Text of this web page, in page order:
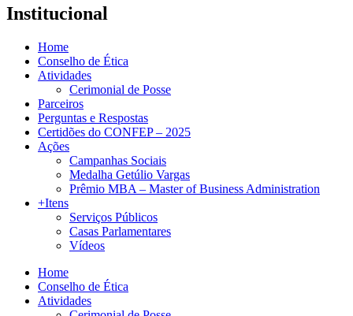
Institucional
Home
Conselho de Ética
Atividades
Cerimonial de Posse
Parceiros
Perguntas e Respostas
Certidões do CONFEP – 2025
Ações
Campanhas Sociais
Medalha Getúlio Vargas
Prêmio MBA – Master of Business Administration
+Itens
Serviços Públicos
Casas Parlamentares
Vídeos
Home
Conselho de Ética
Atividades